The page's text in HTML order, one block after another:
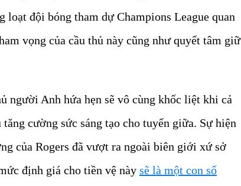
loạt đội bóng tham dự Champions League quan
vọng của cầu thủ này cũng như quyết tâm giữ
người Anh hứa hẹn sẽ vô cùng khốc liệt khi cả
cường sức sáng tạo cho tuyến giữa. Sự hiện
của Rogers đã vượt ra ngoài biên giới xứ sở
định giá cho tiền vệ này sẽ là một con số